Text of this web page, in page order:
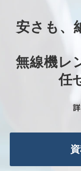
安さも、
無線機レ
任